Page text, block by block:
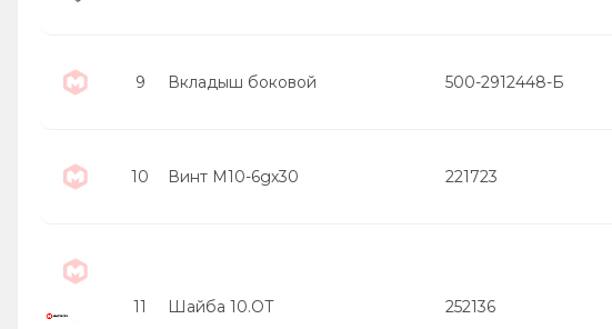
9 Вкладыш боковой 500-2912448-Б
10 Винт М10-6gх30 221723
11 Шайба 10.ОТ 252136